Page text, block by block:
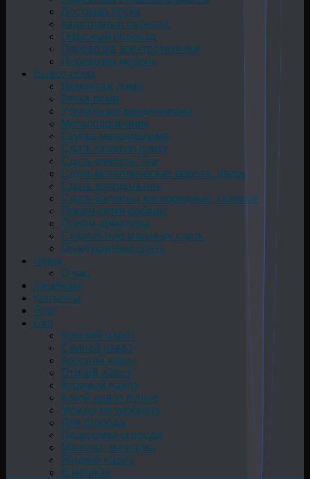
Доставка песка
Квартирный переезд
Офисный переезд
Перевозка электротехники
Перевозка мебели
Вывоз лома
Демонтаж лома
Резка лома
Утилизация металлолома
Металоприемник
Скупка металлолома
Сдать газовую плиту
Сдать емкость, бак
Cдать металлические ворота, дверь
Сдать холодильник
Сдать баллоны кислородные, газовые
Прием сетки рабицы
Прием арматуры
Стиральную машинку сдать
Огнетушители сдать
Цены
О нас
Лицензия
Контакты
Блог
Био
Конский навоз
Свиной навоз
Коровий навоз
Птичий навоз
Куриный навоз
Какой навоз лучше
Можно ли удобрять
Для огорода
Подкормка огорода
Машина, мешалка
Жидкий навоз
В мешках